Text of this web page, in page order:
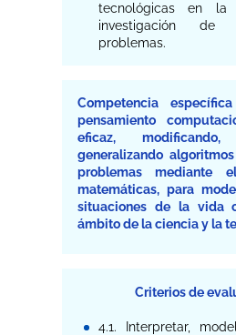
tecnológicas en la
investigación de
problemas.
Competencia
pensamiento
eficaz,
generalizando
problemas mediante
matemáticas, para
situaciones de la vida
ámbito de la ciencia y la
Criterios de
4.1. Interpretar,